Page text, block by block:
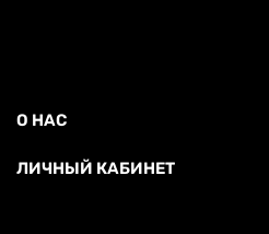
О НАС
ЛИЧНЫЙ КАБИНЕТ